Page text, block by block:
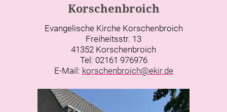
Korschenbroich
Evangelische Kirche Korschenbroich
Freiheitsstr. 13
41352 Korschenbroich
Tel: 02161 976976
E-Mail: korschenbroich@ekir.de